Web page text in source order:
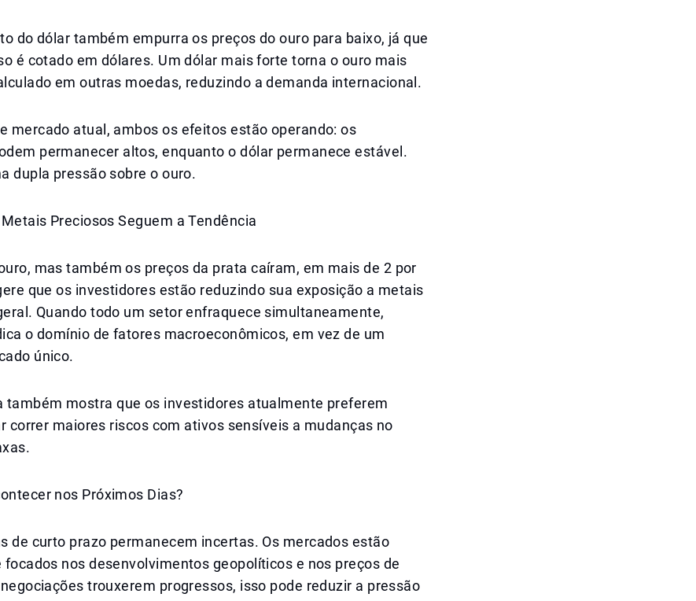
do dólar também empurra os preços do ouro para baixo, já que
é cotado em dólares. Um dólar mais forte torna o ouro mais
em outras moedas, reduzindo a demanda internacional.
mercado atual, ambos os efeitos estão operando: os
permanecer altos, enquanto o dólar permanece estável.
dupla pressão sobre o ouro.
Preciosos Seguem a Tendência
mas também os preços da prata caíram, em mais de 2 por
que os investidores estão reduzindo sua exposição a metais
Quando todo um setor enfraquece simultaneamente,
o domínio de fatores macroeconômicos, em vez de um
único.
também mostra que os investidores atualmente preferem
correr maiores riscos com ativos sensíveis a mudanças no
nos Próximos Dias?
de curto prazo permanecem incertas. Os mercados estão
nos desenvolvimentos geopolíticos e nos preços de
trouxerem progressos, isso pode reduzir a pressão